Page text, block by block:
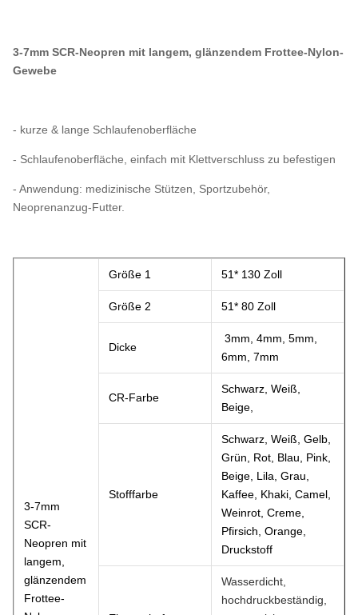
3-7mm SCR-Neopren mit langem, glänzendem Frottee-Nylon-
Gewebe
- kurze & lange Schlaufenoberfläche
- Schlaufenoberfläche, einfach mit Klettverschluss zu befestigen
- Anwendung: medizinische Stützen, Sportzubehör,
Neoprenanzug-Futter.
3-7mm
SCR-
Neopren mit
langem,
glänzendem
Frottee-
Größe 1 51* 130 Zoll
Größe 2 51* 80 Zoll
Dicke
3mm, 4mm, 5mm,
6mm, 7mm
CR-Farbe
Schwarz, Weiß,
Beige,
Stofffarbe
Schwarz, Weiß, Gelb,
Grün, Rot, Blau, Pink,
Beige, Lila, Grau,
Kaffee, Khaki, Camel,
Weinrot, Creme,
Pfirsich, Orange,
Druckstoff
Wasserdicht,
hochdruckbeständig,